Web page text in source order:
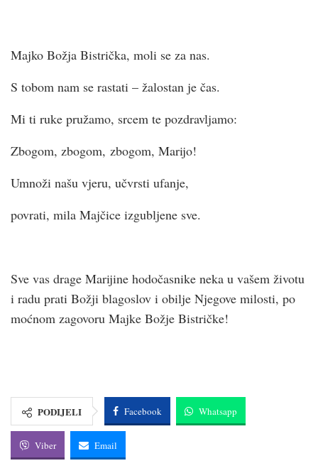
Majko Božja Bistrička, moli se za nas.
S tobom nam se rastati – žalostan je čas.
Mi ti ruke pružamo, srcem te pozdravljamo:
Zbogom, zbogom, zbogom, Marijo!
Umnoži našu vjeru, učvrsti ufanje,
povrati, mila Majčice izgubljene sve.
Sve vas drage Marijine hodočasnike neka u vašem životu
i radu prati Božji blagoslov i obilje Njegove milosti, po
moćnom zagovoru Majke Božje Bistričke!
PODIJELI Facebook Whatsapp
Viber Email